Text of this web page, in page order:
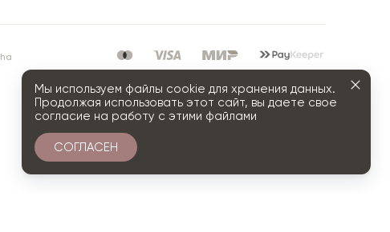
Мы используем файлы cookie для хранения данных.
Продолжая использовать этот сайт, вы даете свое
согласие на работу с этими файлами
СОГЛАСЕН